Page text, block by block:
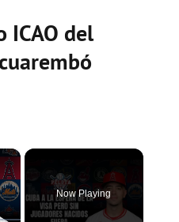
ICAO del
×
Now Playing